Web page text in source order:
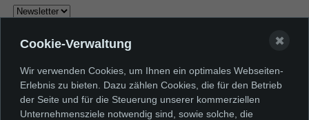
E-Mail
Cookie-Verwaltung
Wir verwenden Cookies, um Ihnen ein optimales Webseiten-
Erlebnis zu bieten. Dazu zählen Cookies, die für den Betrieb
der Seite und für die Steuerung unserer kommerziellen
Unternehmensziele notwendig sind, sowie solche, die
✖